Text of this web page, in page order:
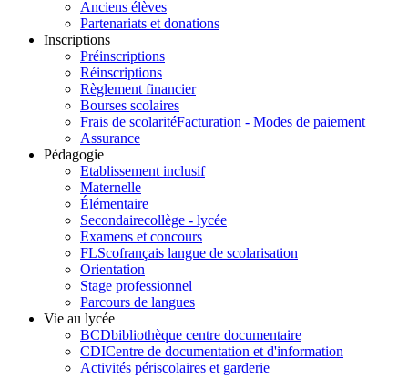
Anciens élèves
Partenariats et donations
Inscriptions
Préinscriptions
Réinscriptions
Règlement financier
Bourses scolaires
Frais de scolaritéFacturation - Modes de paiement
Assurance
Pédagogie
Etablissement inclusif
Maternelle
Élémentaire
Secondairecollège - lycée
Examens et concours
FLScofrançais langue de scolarisation
Orientation
Stage professionnel
Parcours de langues
Vie au lycée
BCDbibliothèque centre documentaire
CDICentre de documentation et d'information
Activités périscolaires et garderie